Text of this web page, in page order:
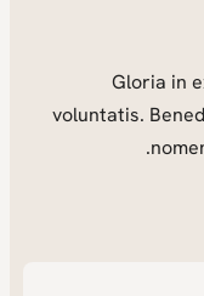
Gloria
voluntatis.